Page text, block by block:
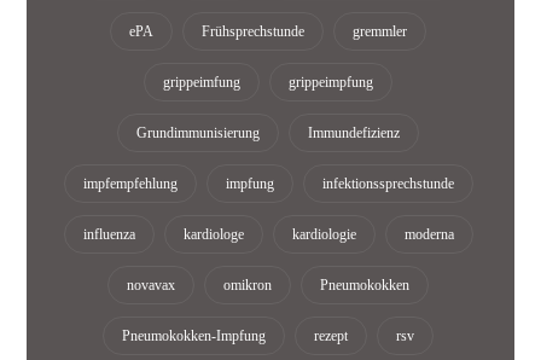
ePA Frühsprechstunde gremmler
grippeimfung grippeimpfung
Grundimmunisierung Immundefizienz
impfempfehlung impfung infektionssprechstunde
influenza kardiologe kardiologie moderna
novavax omikron Pneumokokken
Pneumokokken-Impfung rezept rsv